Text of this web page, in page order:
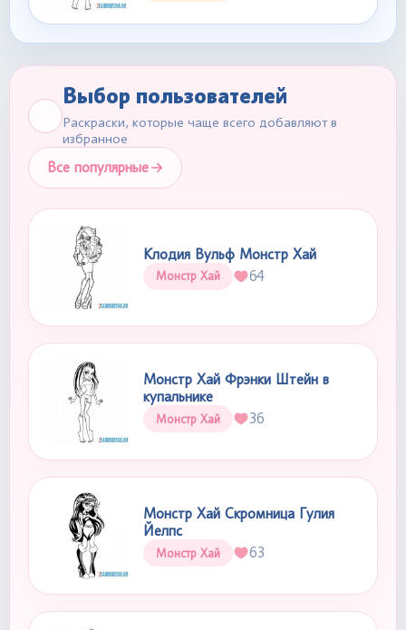
Выбор пользователей
Раскраски, которые чаще всего добавляют в
избранное
Все популярные
Клодия Вульф Монстр Хай
Монстр Хай 64
Монстр Хай Фрэнки Штейн в
купальнике
Монстр Хай 36
Монстр Хай Скромница Гулия
Йелпс
Монстр Хай 63